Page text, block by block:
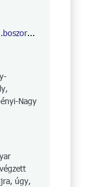
DOI: 10.22591/magyurol.2020.1.boszormenyinagyg.26
Nagy
úgy,